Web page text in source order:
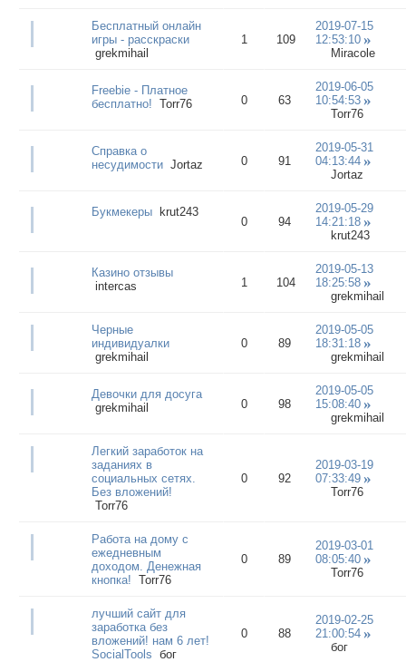
Бесплатный онлайн
игры - расскраски
grekmihail
1 109
2019-07-15
12:53:10
Miracole
Freebie - Платное
бесплатно! Torr76 0 63
2019-06-05
10:54:53
Torr76
Справка о
несудимости Jortaz 0 91
2019-05-31
04:13:44
Jortaz
Букмекеры krut243
0 94
2019-05-29
14:21:18
krut243
Казино отзывы
intercas
1 104
2019-05-13
18:25:58
grekmihail
Черные
индивидуалки
grekmihail
0 89
2019-05-05
18:31:18
grekmihail
Девочки для досуга
grekmihail
0 98
2019-05-05
15:08:40
grekmihail
Легкий заработок на
заданиях в
социальных сетях.
Без вложений!
Torr76
0 92
2019-03-19
07:33:49
Torr76
Рабoтa нa дoмy c
ежедневным
дoxoдом. Денежная
кнопка! Torr76
0 89
2019-03-01
08:05:40
Torr76
лучший сайт для
заработка без
вложений! нам 6 лет!
SocialTools бог
0 88
2019-02-25
21:00:54
бог